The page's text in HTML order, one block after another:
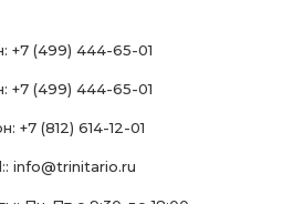
+7 (499) 444-65-01
+7 (499) 444-65-01
+7 (812) 614-12-01
info@trinitario.ru